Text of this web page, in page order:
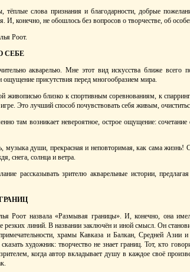
тёплые слова признания и благодарности, добрые
И, конечно, не обошлось без вопросов о творчестве, об
Роот.
СЕБЕ
акварелью. Мне этот вид искусства ближе
присутствия перед многообразием мира.
живописью близко к спортивным соревнованиям, к
Это лучший способ почувствовать себя живым,
там возникает невероятное, острое ощущение: сочетание
музыка души, прекрасная и неповторимая, как сама
снега, солнца и ветра.
рассказывать зрителю акварельные истории,
Роот назвала «Размывая границы». И, конечно, она
резких линий. В названии заключён и иной смысл. Он
храмы Кавказа и Балкан, Средней
художник: творчество не знает границ. Тот, кто
когда автор вкладывает душу в каждое своё